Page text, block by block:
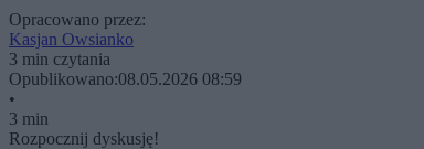
Opracowano przez:
Kasjan Owsianko
3 min czytania
Opublikowano:08.05.2026 08:59
•
3 min
Rozpocznij dyskusję!